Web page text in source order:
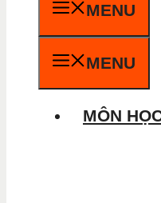
MENU
MENU
MÔN